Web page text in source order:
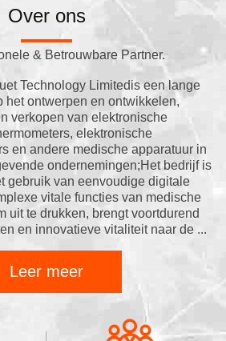
Over ons
& Betrouwbare Partner.
Technology Limitedis een lange
het ontwerpen en ontwikkelen,
verkopen van elektronische
elektronische
en andere medische apparatuur in
ondernemingen;Het bedrijf is
gebruik van eenvoudige digitale
vitale functies van medische
uit te drukken, brengt voortdurend
en innovatieve vitaliteit naar de ...
Leer meer